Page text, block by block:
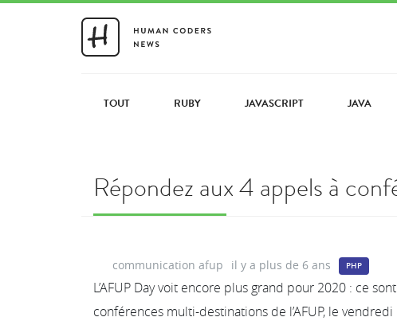
TOUT RUBY JAVASCRIPT JAVA
Répondez aux 4 appels à
communication afup il y a plus de 6 ans PHP
L’AFUP Day voit encore plus grand pour 2020 : ce
conférences multi-destinations de l’AFUP, le